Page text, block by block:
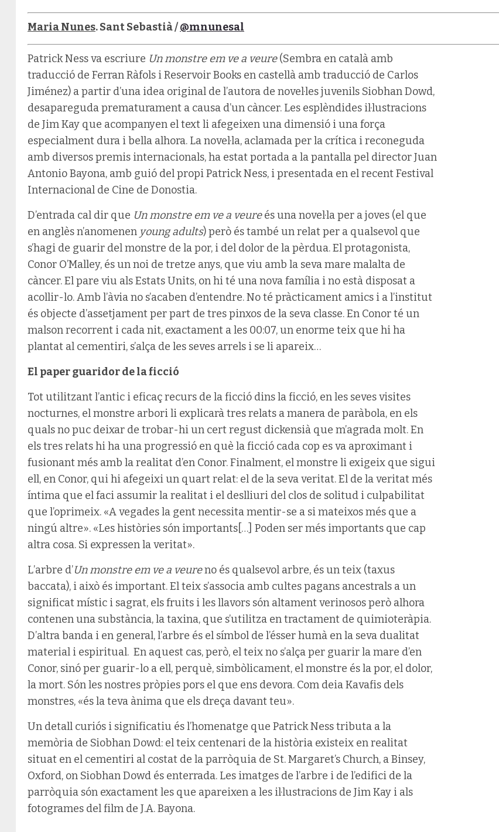
Maria Nunes. Sant Sebastià /@mnunesal
Patrick Ness va escriure Un monstre em ve a veure(Sembra en català amb
traducció de Ferran Ràfols i Reservoir Books en castellà amb traducció de Carlos
Jiménez) a partir d’una idea original de l’autora de novel·les juvenils Siobhan Dowd,
desapareguda prematurament a causa d’un càncer. Les esplèndides il·lustracions
de Jim Kay que acompanyen el text li afegeixen una dimensió i una força
especialment dura i bella alhora. La novel·la, aclamada per la crítica i reconeguda
amb diversos premis internacionals, ha estat portada a la pantalla pel director Juan
Antonio Bayona, amb guió del propi Patrick Ness, i presentada en el recent Festival
Internacional de Cine de Donostia.
D’entrada cal dir que Un monstre em ve a veureés una novel·la per a joves (el que
en anglès n’anomenen young adults) però és també un relat per a qualsevol que
s’hagi de guarir del monstre de la por, i del dolor de la pèrdua. El protagonista,
Conor O’Malley, és un noi de tretze anys, que viu amb la seva mare malalta de
càncer. El pare viu als Estats Units, on hi té una nova família i no està disposat a
acollir-lo. Amb l’àvia no s’acaben d’entendre. No té pràcticament amics i a l’institut
és objecte d’assetjament per part de tres pinxos de la seva classe. En Conor té un
malson recorrent i cada nit, exactament a les 00:07, un enorme teix que hi ha
plantat al cementiri, s’alça de les seves arrels i se li apareix…
El paper guaridor de la ficció
Tot utilitzant l’antic i eficaç recurs de la ficció dins la ficció, en les seves visites
nocturnes, el monstre arbori li explicarà tres relats a manera de paràbola, en els
quals no puc deixar de trobar-hi un cert regust dickensià que m’agrada molt. En
els tres relats hi ha una progressió en què la ficció cada cop es va aproximant i
fusionant més amb la realitat d’en Conor. Finalment, el monstre li exigeix que sigui
ell, en Conor, qui hi afegeixi un quart relat: el de la seva veritat. El de la veritat més
íntima que el faci assumir la realitat i el deslliuri del clos de solitud i culpabilitat
que l’oprimeix. «A vegades la gent necessita mentir-se a si mateixos més que a
ningú altre». «Les històries són importants[…] Poden ser més importants que cap
altra cosa. Si expressen la veritat».
L’arbre d’Un monstre em ve a veureno és qualsevol arbre, és un teix (taxus
baccata), i això és important. El teix s’associa amb cultes pagans ancestrals a un
significat místic i sagrat, els fruits i les llavors són altament verinosos però alhora
contenen una substància, la taxina, que s’utilitza en tractament de quimioteràpia.
D’altra banda i en general, l’arbre és el símbol de l’ésser humà en la seva dualitat
material i espiritual. En aquest cas, però, el teix no s’alça per guarir la mare d’en
Conor, sinó per guarir-lo a ell, perquè, simbòlicament, el monstre és la por, el dolor,
la mort. Són les nostres pròpies pors el que ens devora. Com deia Kavafis dels
monstres, «és la teva ànima que els dreça davant teu».
Un detall curiós i significatiu és l’homenatge que Patrick Ness tributa a la
memòria de Siobhan Dowd: el teix centenari de la història existeix en realitat
situat en el cementiri al costat de la parròquia de St. Margaret’s Church, a Binsey,
Oxford, on Siobhan Dowd és enterrada. Les imatges de l’arbre i de l’edifici de la
parròquia són exactament les que apareixen a les il·lustracions de Jim Kay i als
fotogrames del film de J.A. Bayona.